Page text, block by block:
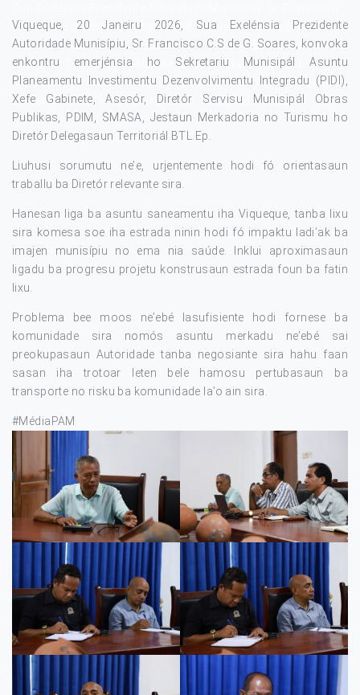
C.S de G. Soares, konvoka enkontru emerjénsia ho Sekretariu
Munisipál Asuntu Planeamentu Investimentu Dezenvolvimentu
Integradu (PIDI), Xefe Gabinete, Asesór, Diretór Servisu
Munisipál Obras Publikas, PDIM, SMASA, Jestaun Merkadoria
no Turismu ho Diretór Delegasaun Territoriál BTL.Ep.
Viqueque, 20 Janeiru 2026, Sua Exelénsia Prezidente
Autoridade Munisípiu, Sr. Francisco C.S de G. Soares, konvoka
enkontru emerjénsia ho Sekretariu Munisipál Asuntu
Planeamentu Investimentu Dezenvolvimentu Integradu (PIDI),
Xefe Gabinete, Asesór, Diretór Servisu Munisipál Obras
Publikas, PDIM, SMASA, Jestaun Merkadoria no Turismu ho
Diretór Delegasaun Territoriál BTL.Ep.
Liuhusi sorumutu ne’e, urjentemente hodi fó orientasaun
traballu ba Diretór relevante sira.
Hanesan liga ba asuntu saneamentu iha Viqueque, tanba lixu
sira komesa soe iha estrada ninin hodi fó impaktu ladi’ak ba
imajen munisípiu no ema nia saúde. Inklui aproximasaun
ligadu ba progresu projetu konstrusaun estrada foun ba fatin
lixu.
Problema bee moos ne’ebé lasufisiente hodi fornese ba
komunidade sira nomós asuntu merkadu ne’ebé sai
preokupasaun Autoridade tanba negosiante sira hahu faan
sasan iha trotoar leten bele hamosu pertubasaun ba
transporte no risku ba komunidade la’o ain sira.
#MédiaPAM